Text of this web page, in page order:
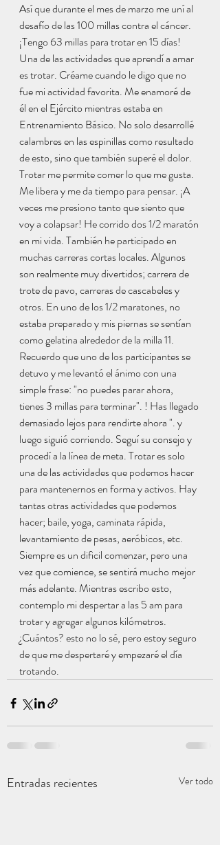
Así que durante el mes de marzo me uní al
desafío de las 100 millas contra el cáncer.
¡Tengo 63 millas para trotar en 15 días!
Una de las actividades que aprendí a amar
es trotar. Créame cuando le digo que no
fue mi actividad favorita. Me enamoré de
él en el Ejército mientras estaba en
Entrenamiento Básico. No solo desarrollé
calambres en las espinillas como resultado
de esto, sino que también superé el dolor.
Trotar me permite comer lo que me gusta.
Me libera y me da tiempo para pensar. ¡A
veces me presiono tanto que siento que
voy a colapsar! He corrido dos 1/2 maratón
en mi vida. También he participado en
muchas carreras cortas locales. Algunos
son realmente muy divertidos; carrera de
trote de pavo, carreras de cascabeles y
otros. En uno de los 1/2 maratones, no
estaba preparado y mis piernas se sentían
como gelatina alrededor de la milla 11.
Recuerdo que uno de los participantes se
detuvo y me levantó el ánimo con una
simple frase: "no puedes parar ahora,
tienes 3 millas para terminar". ! Has llegado
demasiado lejos para rendirte ahora ". y
luego siguió corriendo. Seguí su consejo y
procedí a la línea de meta. Trotar es solo
una de las actividades que podemos hacer
para mantenernos en forma y activos. Hay
tantas otras actividades que podemos
hacer; baile, yoga, caminata rápida,
levantamiento de pesas, aeróbicos, etc.
Siempre es un dificil comenzar, pero una
vez que comience, se sentirá mucho mejor
más adelante. Mientras escribo esto,
contemplo mi despertar a las 5 am para
trotar y agregar algunos kilómetros.
¿Cuántos? esto no lo sé, pero estoy seguro
de que me despertaré y empezaré el día
trotando.
Entradas recientes Ver todo